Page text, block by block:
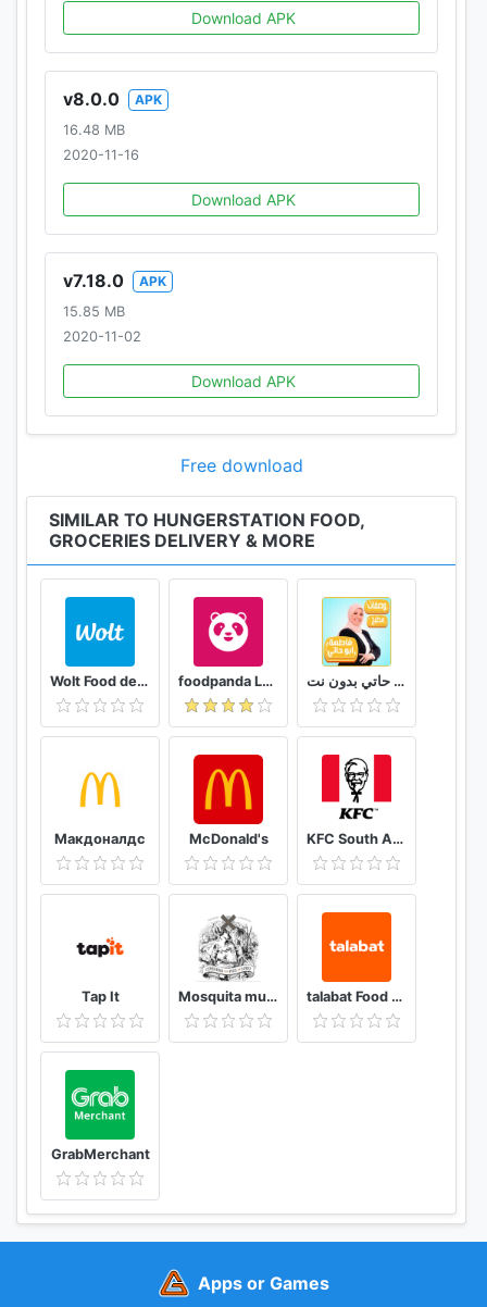
Download APK
v8.0.0
APK
16.48 MB
2020-11-16
Download APK
v7.18.0
APK
15.85 MB
2020-11-02
Download APK
Free download
SIMILAR TO HUNGERSTATION FOOD,
GROCERIES DELIVERY & MORE
Wolt Food delivery foodpanda Local Food Delivery وصفات فاطمة ابو حاتي بدون نت
Макдоналдс McDonald's KFC South Africa
Tap It Mosquita muerta wines talabat Food & Grocery Delivery
GrabMerchant
Apps or Games